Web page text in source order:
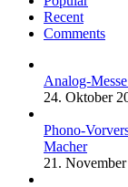
Recent
Comments
Analog-
24. Oktober
Phono-
Macher
21.